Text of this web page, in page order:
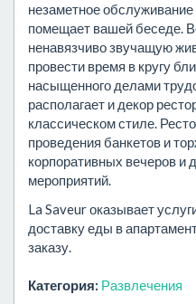
незаметное
помещает вашей беседе.
ненавязчиво звучащую
провести время в кругу
насыщенного делами
располагает и декор
классическом стиле.
проведения банкетов и
корпоративных вечеров и
мероприятий.
La Saveur оказывает
доставку еды в
заказу.
Категория: Развлечения